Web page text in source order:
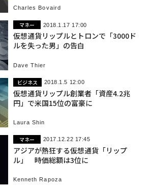
Charles Bovaird
マネー 2018.1.17 17:00
仮想通貨リップルとトロンで「3000ド
ルを失った男」の告白
Dave Thier
ビジネス 2018.1.5 12:00
仮想通貨リップル創業者「資産4.2兆
円」で米国15位の富豪に
Laura Shin
マネー 2017.12.22 17:45
アジアが熱狂する仮想通貨「リップ
ル」 時価総額は3位に
Kenneth Rapoza